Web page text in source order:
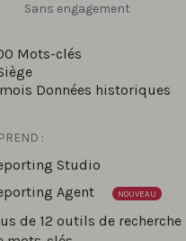
Sans engagement
Mots-clés
Données historiques
:
Studio
Agent
NOUVEAU
de 12 outils de recherche